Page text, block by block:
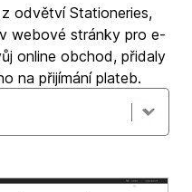
odvětví Stationeries,
webové stránky pro e-
online obchod, přidaly
na přijímání plateb.